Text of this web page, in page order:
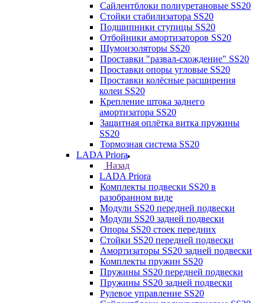
Сайлентблоки полиуретановые SS20
Стойки стабилизатора SS20
Подшипники ступицы SS20
Отбойники амортизаторов SS20
Шумоизоляторы SS20
Проставки "развал-схождение" SS20
Проставки опоры угловые SS20
Проставки колёсные расширения
колеи SS20
Крепление штока заднего
амортизатора SS20
Защитная оплётка витка пружины
SS20
Тормозная система SS20
LADA Priora
Назад
LADA Priora
Комплекты подвески SS20 в
разобранном виде
Модули SS20 передней подвески
Модули SS20 задней подвески
Опоры SS20 стоек передних
Стойки SS20 передней подвески
Амортизаторы SS20 задней подвески
Комплекты пружин SS20
Пружины SS20 передней подвески
Пружины SS20 задней подвески
Рулевое управление SS20